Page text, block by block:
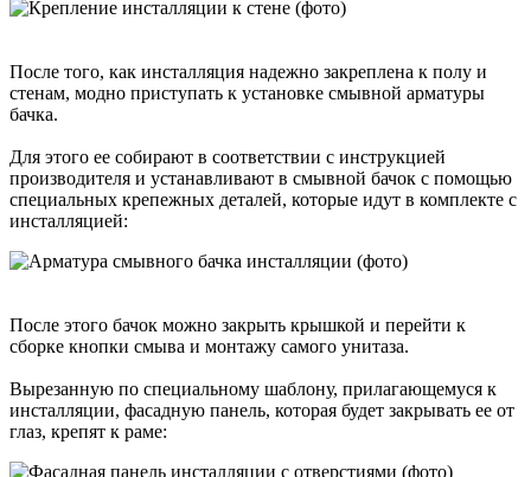
После того, как инсталляция надежно закреплена к полу и
стенам, модно приступать к установке смывной арматуры
бачка.
Для этого ее собирают в соответствии с инструкцией
производителя и устанавливают в смывной бачок с помощью
специальных крепежных деталей, которые идут в комплекте с
инсталляцией:
После этого бачок можно закрыть крышкой и перейти к
сборке кнопки смыва и монтажу самого унитаза.
Вырезанную по специальному шаблону, прилагающемуся к
инсталляции, фасадную панель, которая будет закрывать ее от
глаз, крепят к раме: